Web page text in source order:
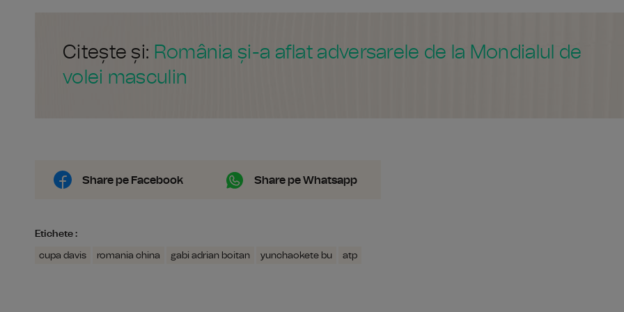
Citește și: România și-a aflat adversarele de la Mondialul de
volei masculin
Share pe Facebook Share pe Whatsapp
Etichete :
cupa davis romania china gabi adrian boitan yunchaokete bu atp